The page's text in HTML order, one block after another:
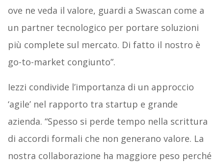
ove ne veda il valore, guardi a Swascan come a
un partner tecnologico per portare soluzioni
più complete sul mercato. Di fatto il nostro è
go-to-market congiunto”.
Iezzi condivide l’importanza di un approccio
‘agile’ nel rapporto tra startup e grande
azienda. “Spesso si perde tempo nella scrittura
di accordi formali che non generano valore. La
nostra collaborazione ha maggiore peso perché